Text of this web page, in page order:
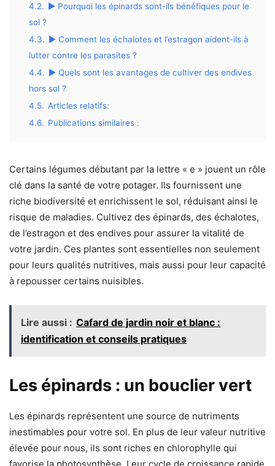
4.2. ▶ Pourquoi les épinards sont-ils bénéfiques pour le
sol ?
4.3. ▶ Comment les échalotes et l’estragon aident-ils à
lutter contre les parasites ?
4.4. ▶ Quels sont les avantages de cultiver des endives
hors sol ?
4.5. Articles relatifs:
4.6. Publications similaires :
Certains légumes débutant par la lettre « e » jouent un rôle
clé dans la santé de votre potager. Ils fournissent une
riche biodiversité et enrichissent le sol, réduisant ainsi le
risque de maladies. Cultivez des épinards, des échalotes,
de l’estragon et des endives pour assurer la vitalité de
votre jardin. Ces plantes sont essentielles non seulement
pour leurs qualités nutritives, mais aussi pour leur capacité
à repousser certains nuisibles.
Lire aussi : Cafard de jardin noir et blanc :
identification et conseils pratiques
Les épinards : un bouclier vert
Les épinards représentent une source de nutriments
inestimables pour votre sol. En plus de leur valeur nutritive
élevée pour nous, ils sont riches en chlorophylle qui
favorise la photosynthèse. Leur cycle de croissance rapide